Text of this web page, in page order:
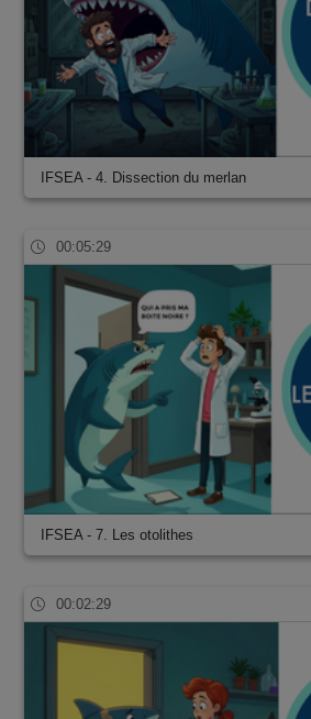
IFSEA - 4. Dissection du merlan
00:05:29
IFSEA - 7. Les otolithes
00:02:29